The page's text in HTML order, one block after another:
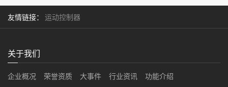
友情链接： 运动控制器
关于我们
企业概况 荣誉资质 大事件 行业资讯 功能介绍